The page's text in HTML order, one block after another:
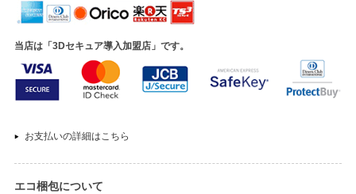
当店は「3Dセキュア導入加盟店」です。
お支払いの詳細はこちら
エコ梱包について